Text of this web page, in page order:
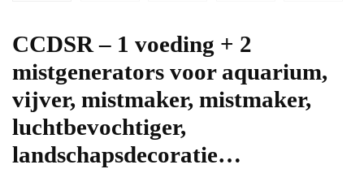
CCDSR – 1 voeding + 2
mistgenerators voor aquarium,
vijver, mistmaker, mistmaker,
luchtbevochtiger,
landschapsdecoratie…